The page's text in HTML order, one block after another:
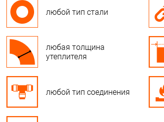
любой тип стали
любая толщина
утеплителя
любой тип соединения